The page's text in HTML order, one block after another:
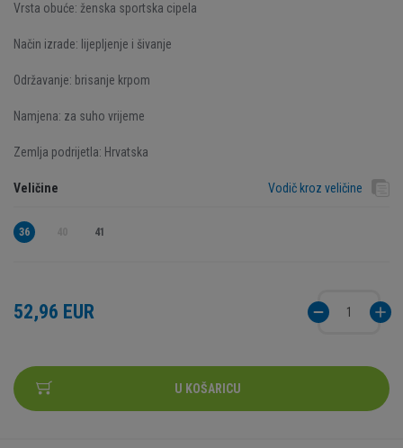
Vrsta obuće: ženska sportska cipela
Način izrade: lijepljenje i šivanje
Održavanje: brisanje krpom
Namjena: za suho vrijeme
Zemlja podrijetla: Hrvatska
Veličine Vodič kroz veličine
36 41
52,96 EUR
U KOŠARICU